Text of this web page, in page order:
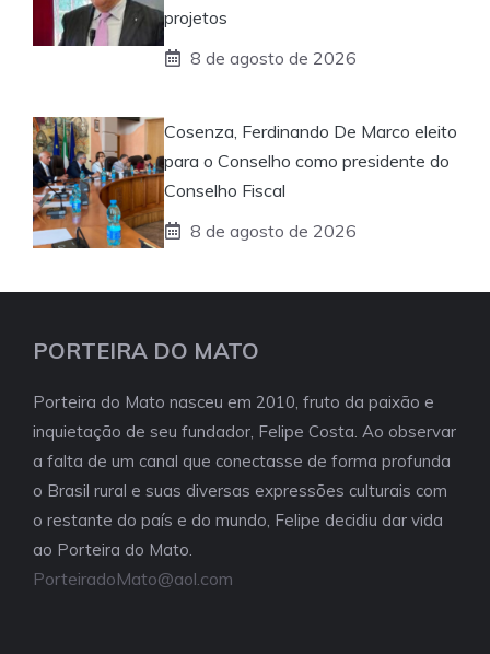
projetos
8 de agosto de 2026
Cosenza, Ferdinando De Marco eleito
para o Conselho como presidente do
Conselho Fiscal
8 de agosto de 2026
PORTEIRA DO MATO
Porteira do Mato nasceu em 2010, fruto da paixão e
inquietação de seu fundador, Felipe Costa. Ao observar
a falta de um canal que conectasse de forma profunda
o Brasil rural e suas diversas expressões culturais com
o restante do país e do mundo, Felipe decidiu dar vida
ao Porteira do Mato.
PorteiradoMato@aol.com